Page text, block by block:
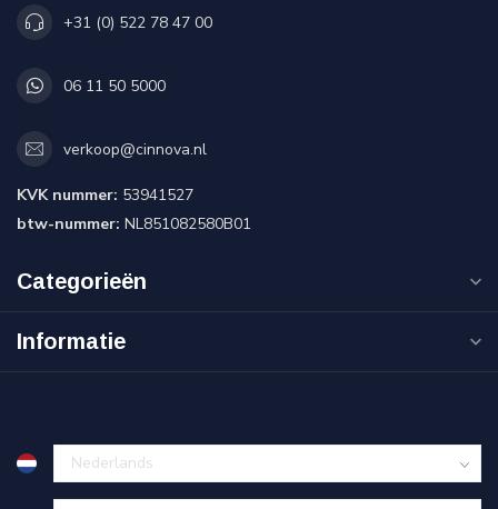
+31 (0) 522 78 47 00
06 11 50 5000
verkoop@cinnova.nl
KVK nummer: 53941527
btw-nummer: NL851082580B01
Categorieën
Informatie